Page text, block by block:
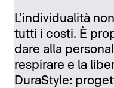
L'individualità
tutti i costi. È
dare alla
respirare e la
DuraStyle: